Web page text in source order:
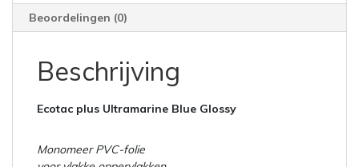
Beoordelingen (0)
Beschrijving
Ecotac plus Ultramarine Blue Glossy
Monomeer PVC-folie